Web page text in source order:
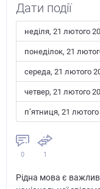
Дати події
неділя, 21 лютого
понеділок, 21
середа, 21 лютого
четвер, 21 лютого
пʼятниця, 21 лютого
0 1
Рідна мова є